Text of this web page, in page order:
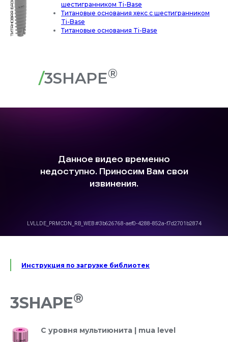
шестигранником Ti-Base
Титановые основания хекс с шестигранником
Ti-Base
Титановые основания Ti-Base
/3SHAPE®
Инструкция по загрузке библиотек
3SHAPE®
С уровня мультиюнита | mua level